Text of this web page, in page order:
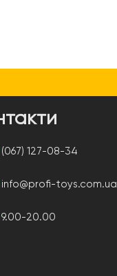
(067) 127-08-34
info@profi-toys.com.ua
9.00-20.00